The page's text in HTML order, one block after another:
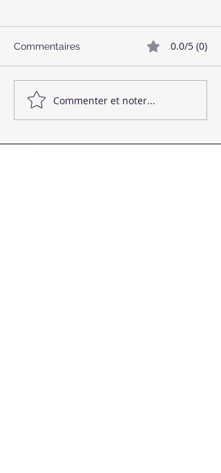
Commentaires 0.0/5 (0)
Commenter et noter...